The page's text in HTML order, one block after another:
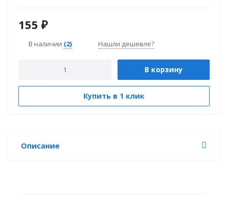
155 ₽
В наличии (2) Нашли дешевле?
В корзину
Купить в 1 клик
Описание